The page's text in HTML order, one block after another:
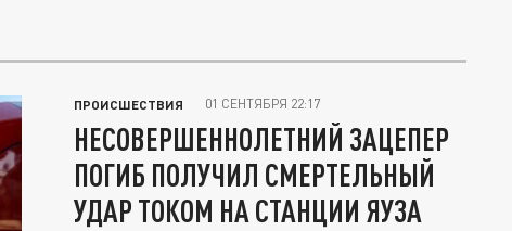
ПРОИСШЕСТВИЯ 01 СЕНТЯБРЯ 22:17
НЕСОВЕРШЕННОЛЕТНИЙ ЗАЦЕПЕР
ПОГИБ ПОЛУЧИЛ СМЕРТЕЛЬНЫЙ
УДАР ТОКОМ НА СТАНЦИИ ЯУЗА